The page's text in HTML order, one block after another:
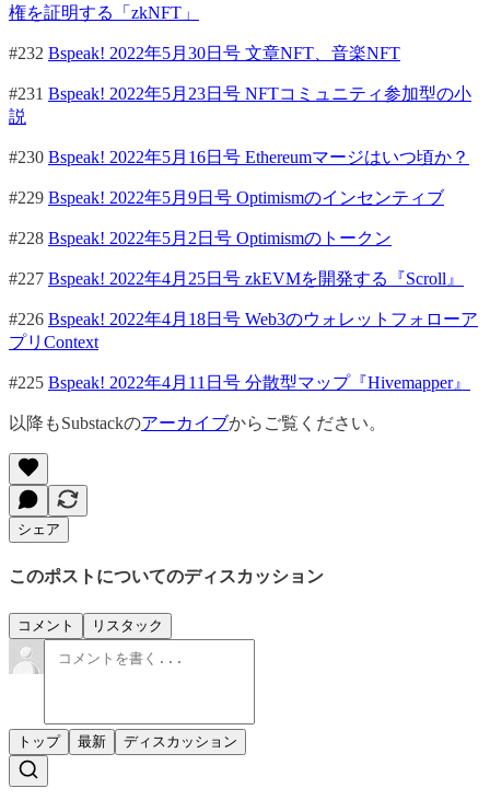
権を証明する「zkNFT」
#232 Bspeak! 2022年5月30日号 文章NFT、音楽NFT
#231 Bspeak! 2022年5月23日号 NFTコミュニティ参加型の小
説
#230 Bspeak! 2022年5月16日号 Ethereumマージはいつ頃か？
#229 Bspeak! 2022年5月9日号 Optimismのインセンティブ
#228 Bspeak! 2022年5月2日号 Optimismのトークン
#227 Bspeak! 2022年4月25日号 zkEVMを開発する『Scroll』
#226 Bspeak! 2022年4月18日号 Web3のウォレットフォローア
プリContext
#225 Bspeak! 2022年4月11日号 分散型マップ『Hivemapper』
以降もSubstackのアーカイブからご覧ください。
シェア
このポストについてのディスカッション
コメント リスタック
トップ 最新 ディスカッション